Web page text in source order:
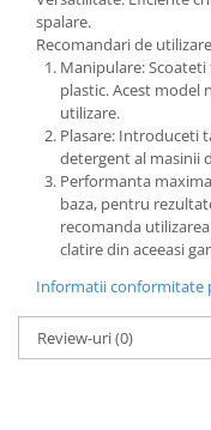
spalare.
Recomandari de utilizare
Manipulare:
plastic. Acest model
utilizare.
Plasare: Introduceti
detergent al masinii
Performanta
baza, pentru
recomanda
clatire din aceeasi
Informatii conformitate
Review-uri(0)